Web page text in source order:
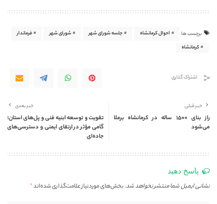
برچسب ها احوال کرمانشاه جلسه شورای شهر شورای شهر
فرماندار
کرمانشاه
اشتراک گذاری
خبر قبلی
راز بنای ۱۵۰۰ ساله در کرمانشاه برملا
می‌شود
خبر بعدی
تقویت و توسعه ابنیه فنی و پل‌های استان؛
گامی مؤثر در ارتقای ایمنی و دسترسی‌های
جاده‌ای
پاسخ دهید
نشانی ایمیل شما منتشر نخواهد شد.بخش‌های موردنیاز علامت‌گذاری شده‌اند*